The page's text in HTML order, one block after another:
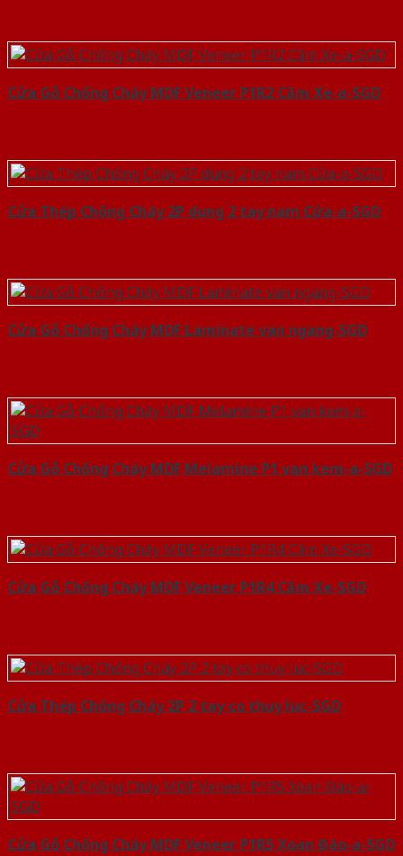
Cửa Gỗ Chống Cháy MDF Veneer P1R2 Căm Xe-a-SGD
Cửa Thép Chống Cháy 2P dung 2 tay nam Cửa-a-SGD
Cửa Gỗ Chống Cháy MDF Laminate van ngang-SGD
Cửa Gỗ Chống Cháy MDF Melamine P1 van kem-a-SGD
Cửa Gỗ Chống Cháy MDF Veneer P1R4 Căm Xe-SGD
Cửa Thép Chống Cháy 2P 2 tay co thuy luc-SGD
Cửa Gỗ Chống Cháy MDF Veneer P1R5 Xoan Đào-a-SGD